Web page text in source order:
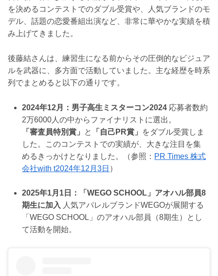
を決めるコンテストでのダブル受賞や、人気ブランドのモ
デル、話題の恋愛番組出演など、非常に華やかな実績を積
み上げてきました。
後藤結さんは、練習生になる前からその圧倒的なビジュア
ルを武器に、多方面で活動していました。主な経歴を時系
列でまとめると以下の通りです。
2024年12月：男子高生ミスターコン2024 応募者数約
2万6000人の中からファイナリストに選出。
「審査員特別賞」
と 「自己PR賞」
をダブル受賞しま
した。このコンテストでの実績が、大きな注目を集
めるきっかけとなりました。（参照： PR Times 株式
会社with t2024年12月3日 ）
2025年1月1日：「WEGO SCHOOL」アオハル部員8
期生に加入 人気アパレルブランドWEGOが展開する
「WEGO SCHOOL」のアオハル部員（8期生）とし
て活動を開始。